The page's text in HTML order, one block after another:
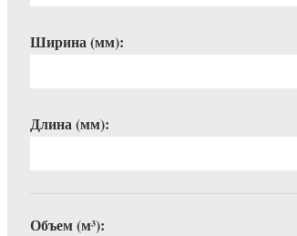
Ширина (мм):
Длина (мм):
Объем (м³):